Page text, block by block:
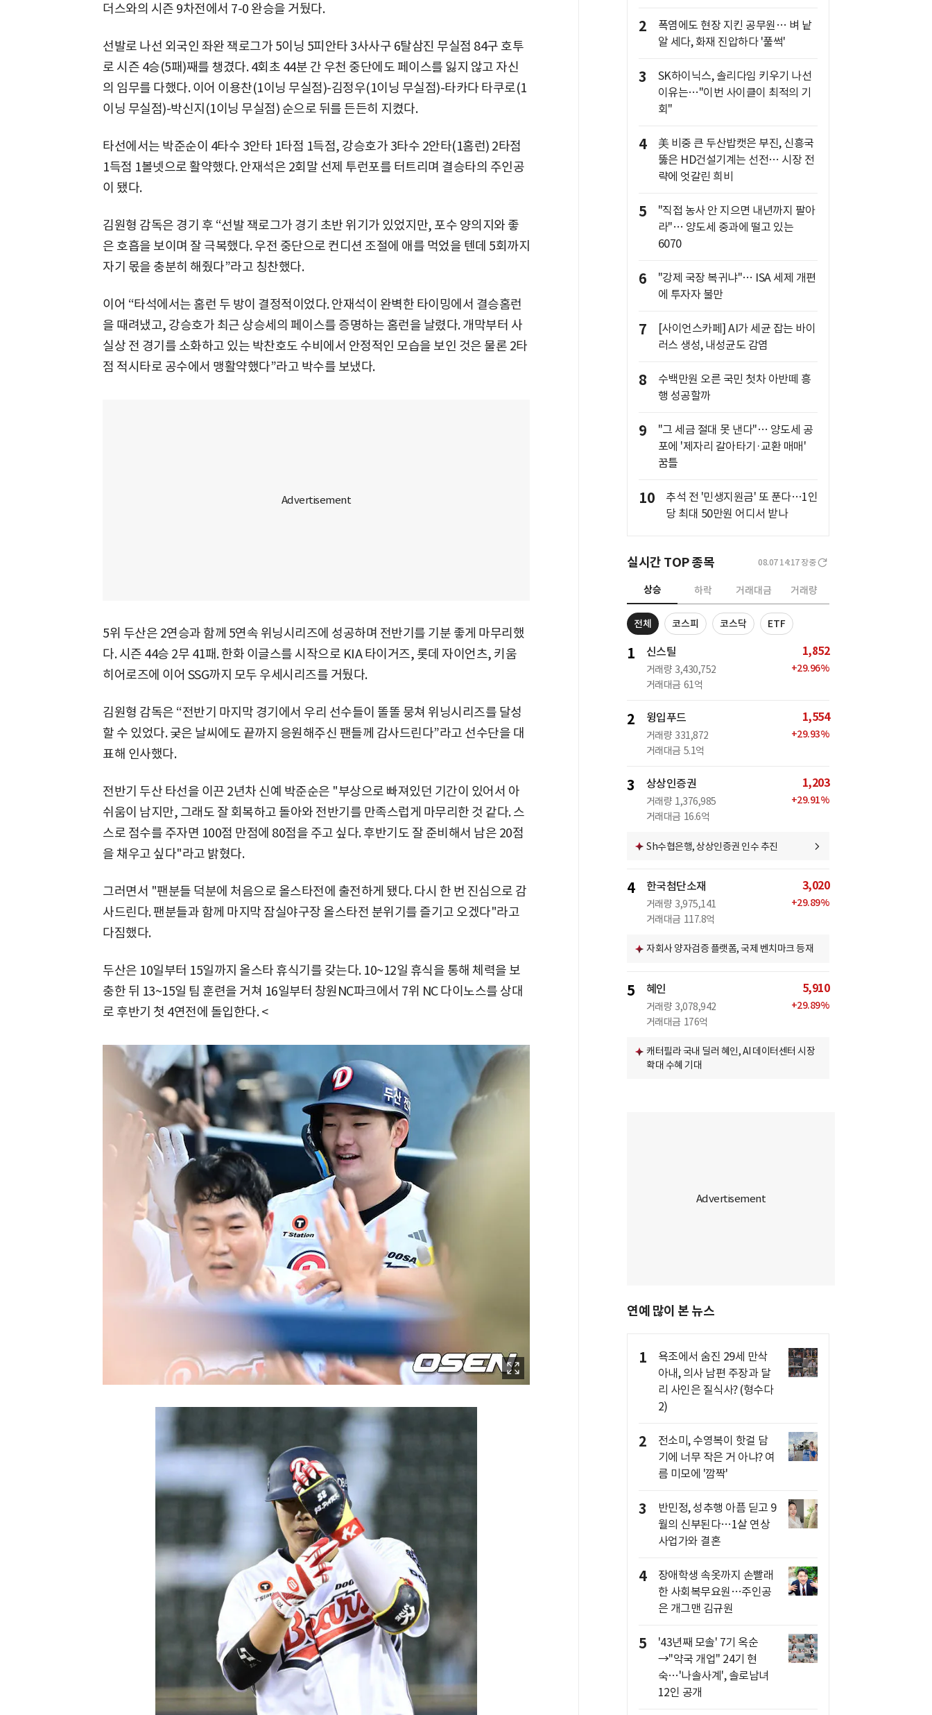
더스와의 시즌 9차전에서 7-0 완승을 거뒀다.
선발로 나선 외국인 좌완 잭로그가 5이닝 5피안타 3사사구 6탈삼진 무실점 84구 호투
로 시즌 4승(5패)째를 챙겼다. 4회초 44분 간 우천 중단에도 페이스를 잃지 않고 자신
의 임무를 다했다. 이어 이용찬(1이닝 무실점)-김정우(1이닝 무실점)-타카다 타쿠로(1
이닝 무실점)-박신지(1이닝 무실점) 순으로 뒤를 든든히 지켰다.
타선에서는 박준순이 4타수 3안타 1타점 1득점, 강승호가 3타수 2안타(1홈런) 2타점
1득점 1볼넷으로 활약했다. 안재석은 2회말 선제 투런포를 터트리며 결승타의 주인공
이 됐다.
김원형 감독은 경기 후 “선발 잭로그가 경기 초반 위기가 있었지만, 포수 양의지와 좋
은 호흡을 보이며 잘 극복했다. 우전 중단으로 컨디션 조절에 애를 먹었을 텐데 5회까지
자기 몫을 충분히 해줬다”라고 칭찬했다.
이어 “타석에서는 홈런 두 방이 결정적이었다. 안재석이 완벽한 타이밍에서 결승홈런
을 때려냈고, 강승호가 최근 상승세의 페이스를 증명하는 홈런을 날렸다. 개막부터 사
실상 전 경기를 소화하고 있는 박찬호도 수비에서 안정적인 모습을 보인 것은 물론 2타
점 적시타로 공수에서 맹활약했다”라고 박수를 보냈다.
5위 두산은 2연승과 함께 5연속 위닝시리즈에 성공하며 전반기를 기분 좋게 마무리했
다. 시즌 44승 2무 41패. 한화 이글스를 시작으로 KIA 타이거즈, 롯데 자이언츠, 키움
히어로즈에 이어 SSG까지 모두 우세시리즈를 거뒀다.
김원형 감독은 “전반기 마지막 경기에서 우리 선수들이 똘똘 뭉쳐 위닝시리즈를 달성
할 수 있었다. 궂은 날씨에도 끝까지 응원해주신 팬들께 감사드린다”라고 선수단을 대
표해 인사했다.
전반기 두산 타선을 이끈 2년차 신예 박준순은 "부상으로 빠져있던 기간이 있어서 아
쉬움이 남지만, 그래도 잘 회복하고 돌아와 전반기를 만족스럽게 마무리한 것 같다. 스
스로 점수를 주자면 100점 만점에 80점을 주고 싶다. 후반기도 잘 준비해서 남은 20점
을 채우고 싶다"라고 밝혔다.
그러면서 "팬분들 덕분에 처음으로 올스타전에 출전하게 됐다. 다시 한 번 진심으로 감
사드린다. 팬분들과 함께 마지막 잠실야구장 올스타전 분위기를 즐기고 오겠다"라고
다짐했다.
두산은 10일부터 15일까지 올스타 휴식기를 갖는다. 10~12일 휴식을 통해 체력을 보
충한 뒤 13~15일 팀 훈련을 거쳐 16일부터 창원NC파크에서 7위 NC 다이노스를 상대
로 후반기 첫 4연전에 돌입한다. <
2
폭염에도 현장 지킨 공무원… 벼 낱
알 세다, 화재 진압하다 '풀썩'
3
SK하이닉스, 솔리다임 키우기 나선
이유는…"이번 사이클이 최적의 기
회"
4
美 비중 큰 두산밥캣은 부진, 신흥국
뚫은 HD건설기계는 선전… 시장 전
략에 엇갈린 희비
5
"직접 농사 안 지으면 내년까지 팔아
라"… 양도세 중과에 떨고 있는
6070
6
"강제 국장 복귀냐"… ISA 세제 개편
에 투자자 불만
7
[사이언스카페] AI가 세균 잡는 바이
러스 생성, 내성균도 감염
8
수백만원 오른 국민 첫차 아반떼 흥
행 성공할까
9
"그 세금 절대 못 낸다"… 양도세 공
포에 '제자리 갈아타기·교환 매매'
꿈틀
10
추석 전 '민생지원금' 또 푼다…1인
당 최대 50만원 어디서 받나
실시간 TOP 종목 08.07 14:17 장중
상승 하락 거래대금 거래량
전체 코스피 코스닥 ETF
1 신스틸
거래량 3,430,752
거래대금 61억
1,852
+29.96%
2 윙입푸드
거래량 331,872
거래대금 5.1억
1,554
+29.93%
3 상상인증권
거래량 1,376,985
거래대금 16.6억
1,203
+29.91%
Sh수협은행, 상상인증권 인수 추진
4 한국첨단소재
거래량 3,975,141
거래대금 117.8억
3,020
+29.89%
자회사 양자검증 플랫폼, 국제 벤치마크 등재
5 혜인
거래량 3,078,942
거래대금 176억
5,910
+29.89%
캐터필라 국내 딜러 혜인, AI 데이터센터 시장
확대 수혜 기대
연예 많이 본 뉴스
1
욕조에서 숨진 29세 만삭
아내, 의사 남편 주장과 달
리 사인은 질식사? (형수다
2)
2
전소미, 수영복이 핫걸 담
기에 너무 작은 거 아냐? 여
름 미모에 '깜짝'
3
반민정, 성추행 아픔 딛고 9
월의 신부된다…1살 연상
사업가와 결혼
4
장애학생 속옷까지 손빨래
한 사회복무요원…주인공
은 개그맨 김규원
5
'43년째 모솔' 7기 옥순
→"약국 개업" 24기 현
숙…'나솔사계', 솔로남녀
12인 공개